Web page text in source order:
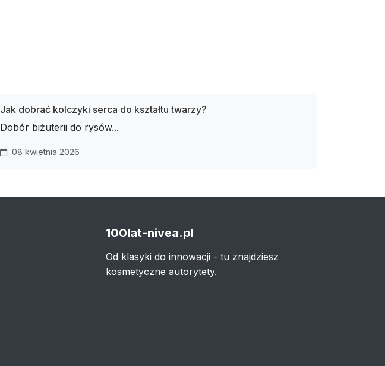
Jak dobrać kolczyki serca do kształtu twarzy?
Dobór biżuterii do rysów...
08 kwietnia 2026
100lat-nivea.pl
Od klasyki do innowacji - tu znajdziesz
kosmetyczne autorytety.